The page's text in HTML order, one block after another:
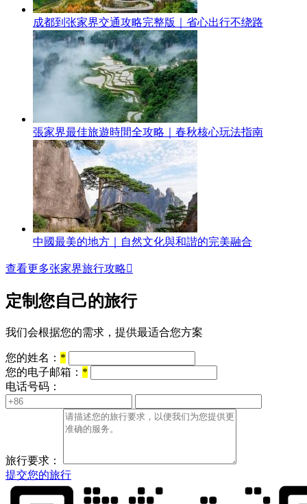
成都到张家界交通攻略完整版｜省心出行不绕路
張家界最佳旅遊時間全攻略｜春秋核心玩法指南
中國最美的地方｜自然文化與和諧的完美融合
查看更多张家界旅行攻略
定制您自己的旅行
我们会根据您的需求，提供最适合您方案
您的姓名： *
您的电子邮箱： *
电话号码：
旅行要求：
提交您的旅行